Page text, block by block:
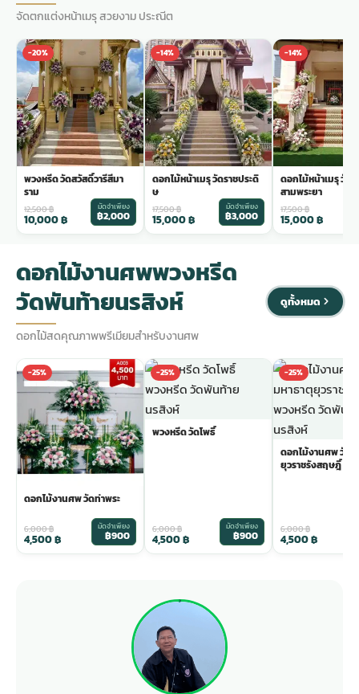
จัดตกแต่งหน้าเมรุ สวยงาม ประณีต
-20%
พวงหรีด วัดสวัสดิ์วารีสีมา
ราม
12,500฿
10,000฿
มัดจำเพียง
฿2,000
-14%
ดอกไม้หน้าเมรุ วัดราชประดิ
ษ
17,500฿
15,000฿
มัดจำเพียง
฿3,000
-14%
ดอกไม้หน้าเมรุ วัด
สามพระยา
17,500฿
15,000฿
ดอกไม้งานศพพวงหรีด
วัดพันท้ายนรสิงห์
ดอกไม้สดคุณภาพพรีเมียมสำหรับงานศพ
ดูทั้งหมด
-25%
ดอกไม้งานศพ วัดท่าพระ
6,000฿
4,500฿
มัดจำเพียง
฿900
-25%
พวงหรีด วัดโพธิ์
6,000฿
4,500฿
มัดจำเพียง
฿900
-25%
ดอกไม้งานศพ วัดม
ยุวราชรังสฤษฎิ์
6,000฿
4,500฿